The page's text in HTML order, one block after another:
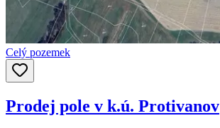
Celý pozemek
Prodej pole v k.ú. Protivanov